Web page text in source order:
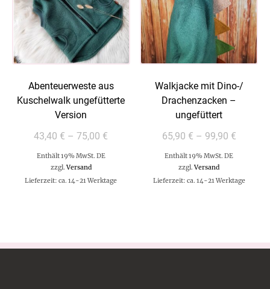
Abenteuerweste aus
Kuschelwalk ungefütterte
Version
43,40 € –75,00 €
Enthält 19% MwSt. DE
zzgl.Versand
Lieferzeit: ca. 14-21 Werktage
Walkjacke mit Dino-/
Drachenzacken –
ungefüttert
65,90 € – 99,90 €
Enthält 19% MwSt. DE
zzgl.Versand
Lieferzeit: ca. 14-21 Werktage